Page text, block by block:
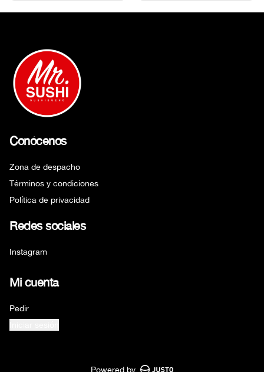
Conócenos
Zona de despacho
Términos y condiciones
Política de privacidad
Redes sociales
Instagram
Mi cuenta
Pedir
Powered by